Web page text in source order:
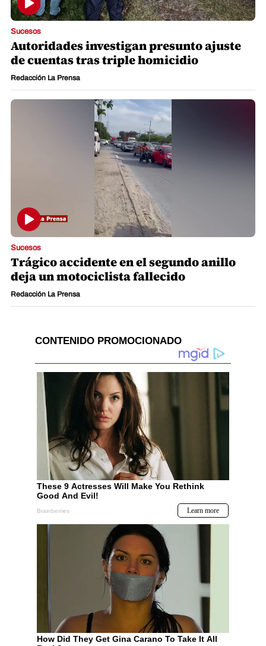
Sucesos
Autoridades investigan presunto ajuste
de cuentas tras triple homicidio
Redacción La Prensa
Sucesos
Trágico accidente en el segundo anillo
deja un motociclista fallecido
Redacción La Prensa